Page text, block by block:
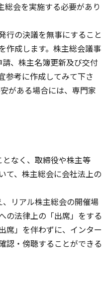
会を実施する必要があり
行の決議を無事にすること
作成します。株主総会議事
、株主名簿更新及び交付
参考に作成してみて下さ
がある場合には、専門家
なく、取締役や株主等
て、株主総会に会社法上の
リアル株主総会の開催場
の法律上の「出席」をする
席」を伴わずに、インター
認・傍聴することができる